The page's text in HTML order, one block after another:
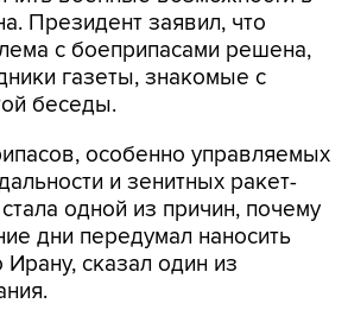
Президент заявил, что
с боеприпасами решена,
газеты, знакомые с
беседы.
особенно управляемых
и зенитных ракет-
одной из причин, почему
дни передумал наносить
сказал один из